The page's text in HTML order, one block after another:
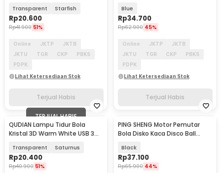
Transparent Starfish
Rp20.600
Rp41.900 51%
Online JKTP
JKTB
JKTU
TGR CKP
PBKS
PDPK
Lihat Ketersediaan Stok
Terjual Habis
Blue
Rp34.700
Rp62.900 45%
Online JKTP
JKTB
JKTU
TGR CKP
PBKS
PDPK
Lihat Ketersediaan Stok
Terjual Habis
TERJUAL HABIS
QUDIAN Lampu Tidur Bola
Kristal 3D Warm White USB 3W
Transparent Saturnus
Rp20.400
Rp40.900 51%
PING SHENG Motor Pemutar
Bola Disko Kaca Disco Ball
Black
Rp37.100
Rp65.900 44%